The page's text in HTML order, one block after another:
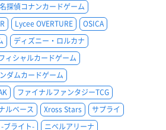
名探偵コナンカードゲーム
Lycee OVERTURE
OSICA
ディズニー・ロルカナ
ィシャルカードゲーム
ダムカードゲーム
ファイナルファンタジーTCG
ルベース
Xross Stars
サプライ
ブライト-
ニベルアリーナ